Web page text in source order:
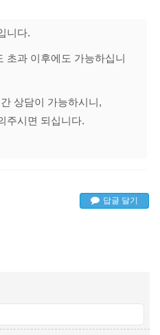
니다.
초과 이후에도 가능하십니
상담이 가능하시니,
주시면 되십니다.
답글 달기